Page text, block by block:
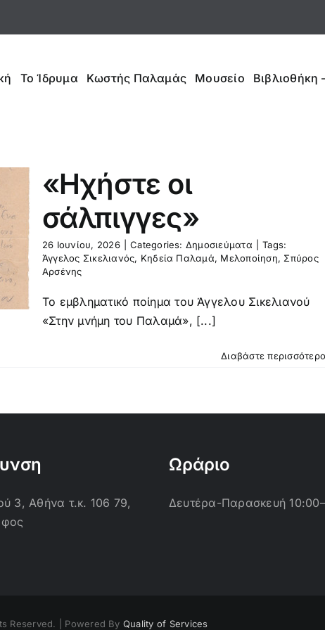
Το Ίδρυμα Κωστής Παλαμάς Μουσείο Βιβλιοθήκη
«Ηχήστε οι
σάλπιγγες»
26 Ιουνίου, 2026 Categories: Δημοσιεύματα
Tags:
Άγγελος Σικελιανός, Κηδεία Παλαμά, Μελοποίηση, Σπύρος
Αρσένης
Το εμβληματικό ποίημα του Άγγελου Σικελιανού
«Στην μνήμη του Παλαμά», [...]
Διαβάστε περισσότερα
3, Αθήνα τ.κ. 106 79,
Ωράριο
Δευτέρα-Παρασκευή
Reserved. | Powered By Quality of Services